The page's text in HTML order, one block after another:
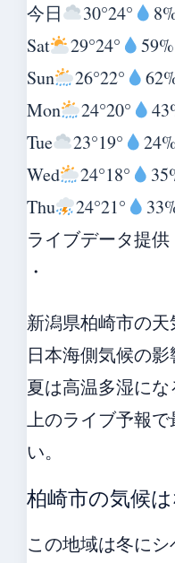
今日
30°24°
Sat
29°24°
59%
Sun
26°22°
Mon
24°20°
Tue
23°19°
24%
Wed
24°18°
Thu
24°21°
ライブデータ提供
・
新潟県柏崎市の天
日本海側気候の影
夏は高温多湿にな
上のライブ予報
い。
柏崎市の気候
この地域は冬に